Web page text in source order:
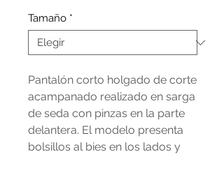
Tamaño *
Pantalón corto holgado de corte
acampanado realizado en sarga
de seda con pinzas en la parte
delantera. El modelo presenta
bolsillos al bies en los lados y